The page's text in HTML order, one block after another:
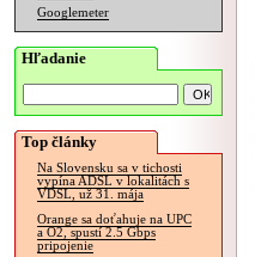
Googlemeter
Hľadanie
Top články
Na Slovensku sa v tichosti
vypína ADSL v lokalitách s
VDSL, už 31. mája
Orange sa doťahuje na UPC
a O2, spustí 2.5 Gbps
pripojenie